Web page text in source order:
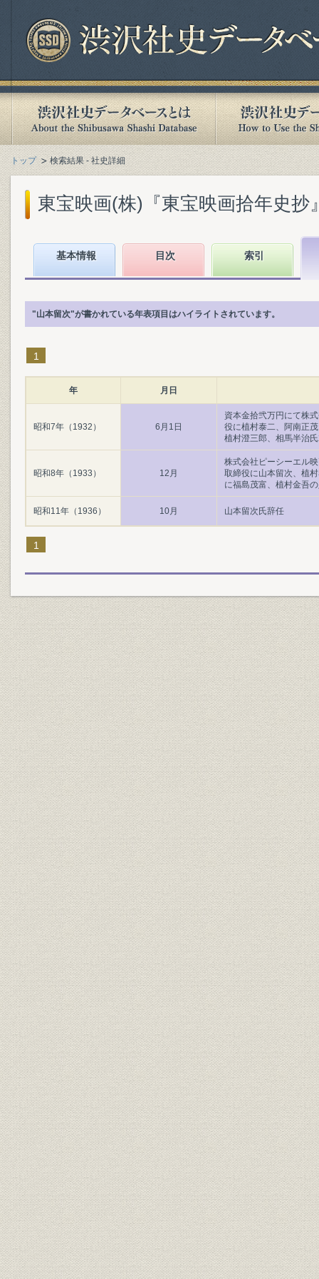
トップ 検索結果 - 社史詳細
東宝映画(株)『東宝映画拾年史抄
基本情報 目次 索引
"山本留次"が書かれている年表項目はハイライトされています。
1
年 月日
昭和7年（1932） 6月1日
資本金拾弐万円にて株
役に植村泰二、阿南正
植村澄三郎、相馬半治
昭和8年（1933） 12月
株式会社ピーシーエル
取締役に山本留次、植
に福島茂富、植村金吾
昭和11年（1936） 10月 山本留次氏辞任
1